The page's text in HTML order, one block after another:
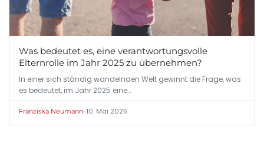
Was bedeutet es, eine verantwortungsvolle
Elternrolle im Jahr 2025 zu übernehmen?
In einer sich ständig wandelnden Welt gewinnt die Frage, was
es bedeutet, im Jahr 2025 eine…
Franziska Neumann•10. Mai 2025